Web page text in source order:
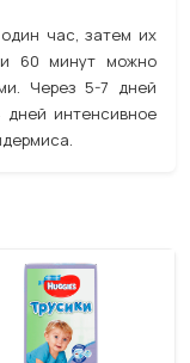
час, затем их
60 минут можно
Через 5-7 дней
дней интенсивное